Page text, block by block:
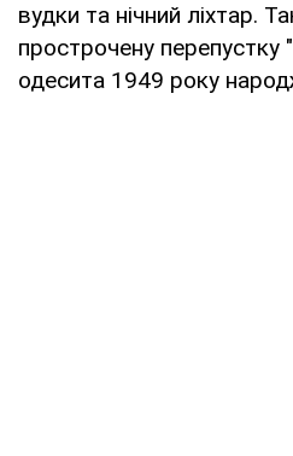
вудки та нічний ліхтар.
прострочену перепустку
одесита 1949 року